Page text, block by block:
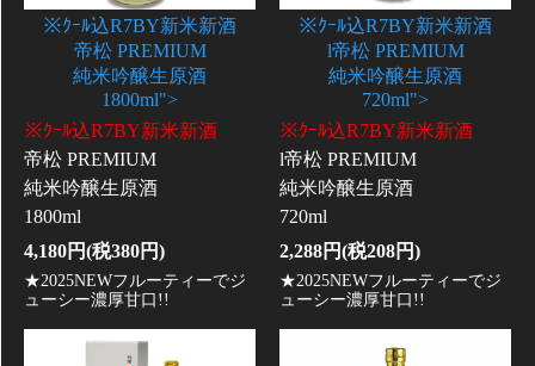
※ｸｰﾙ込R7BY新米新酒
帝松 PREMIUM
純米吟醸生原酒
1800ml">
※ｸｰﾙ込R7BY新米新酒
帝松 PREMIUM
純米吟醸生原酒
1800ml
4,180円(税380円)
★2025NEWフルーティーでジ
ューシー濃厚甘口!!
※ｸｰﾙ込R7BY新米新酒
l帝松 PREMIUM
純米吟醸生原酒
720ml">
※ｸｰﾙ込R7BY新米新酒
l帝松 PREMIUM
純米吟醸生原酒
720ml
2,288円(税208円)
★2025NEWフルーティーでジ
ューシー濃厚甘口!!